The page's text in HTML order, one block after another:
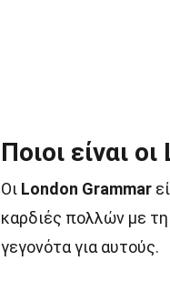
Ποιοι είναι
Οι London Grammar
καρδιές πολλών με
γεγονότα για αυτούς.